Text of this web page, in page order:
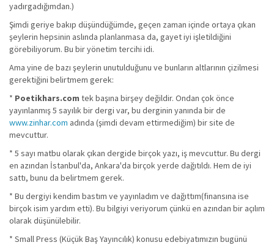
yadırgadığımdan.)
Şimdi geriye bakıp düşündüğümde, geçen zaman içinde ortaya çıkan
şeylerin hepsinin aslında planlanmasa da, gayet iyi işletildiğini
görebiliyorum. Bu bir yönetim tercihi idi.
Ama yine de bazı şeylerin unutulduğunu ve bunların altlarının çizilmesi
gerektiğini belirtmem gerek:
* Poetikhars.com tek başına birşey değildir. Ondan çok önce
yayınlanmış 5 sayılık bir dergi var, bu derginin yanında bir de
www.zinhar.com adında (şimdi devam ettirmediğim) bir site de
mevcuttur.
* 5 sayı matbu olarak çıkan dergide birçok yazı, iş mevcuttur. Bu dergi
en azından İstanbul'da, Ankara'da birçok yerde dağıtıldı. Hem de iyi
sattı, bunu da belirtmem gerek.
* Bu dergiyi kendim bastım ve yayınladım ve dağıttım(finansına ise
birçok isim yardım etti). Bu bilgiyi veriyorum çünkü en azından bir açılım
olarak düşünülebilir.
* Small Press (Küçük Baş Yayıncılık) konusu edebiyatımızın bugünü